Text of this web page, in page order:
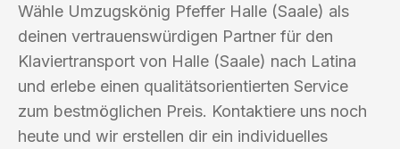
Wähle Umzugskönig Pfeffer Halle (Saale) als
deinen vertrauenswürdigen Partner für den
Klaviertransport von Halle (Saale) nach Latina
und erlebe einen qualitätsorientierten Service
zum bestmöglichen Preis. Kontaktiere uns noch
heute und wir erstellen dir ein individuelles